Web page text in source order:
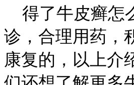
得了牛皮癣怎
诊，合理用药，
康复的，以上介